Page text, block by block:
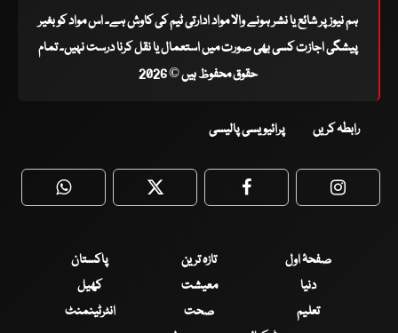
ہم نیوز پر شائع یا نشر ہونے والا مواد ادارتی ٹیم کی کاوش ہے۔ اس مواد کو بغیر
پیشگی اجازت کسی بھی صورت میں استعمال یا نقل کرنا درست نہیں۔ تمام
حقوق محفوظ ہیں © 2026
رابطہ کریں پرائیویسی پالیسی
WhatsApp Twitter Facebook
صفحۂ اول تازہ ترین
پاکستان
دنیا
معیشت
کھیل
تعلیم
صحت
انٹرٹینمنٹ